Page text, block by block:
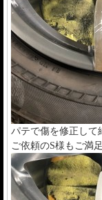
パテで傷を修正して
ご依頼のS様もご満